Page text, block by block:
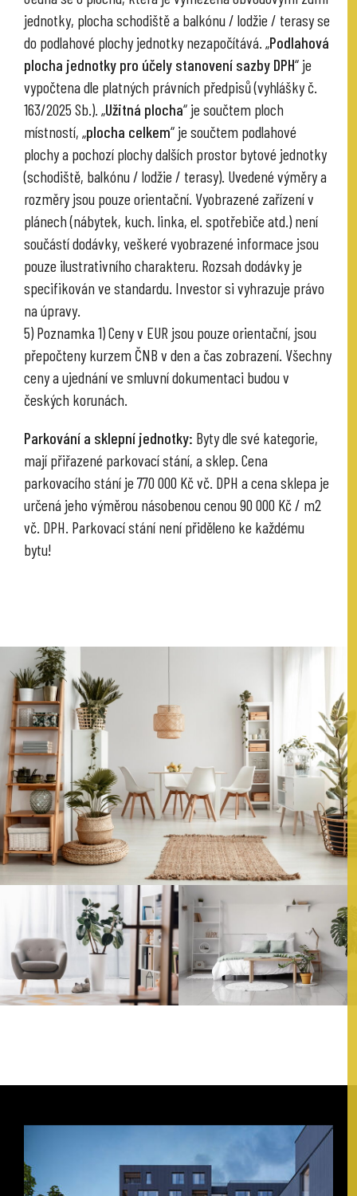
jednotky, plocha schodiště a balkónu / lodžie / terasy se
do podlahové plochy jednotky nezapočítává. „Podlahová
plocha jednotky pro účely stanovení sazby DPH“ je
vypočtena dle platných právních předpisů (vyhlášky č.
163/2025 Sb.). „Užitná plocha“ je součtem ploch
místností, „plocha celkem“ je součtem podlahové
plochy a pochozí plochy dalších prostor bytové jednotky
(schodiště, balkónu / lodžie / terasy). Uvedené výměry a
rozměry jsou pouze orientační. Vyobrazené zařízení v
plánech (nábytek, kuch. linka, el. spotřebiče atd.) není
součástí dodávky, veškeré vyobrazené informace jsou
pouze ilustrativního charakteru. Rozsah dodávky je
specifikován ve standardu. Investor si vyhrazuje právo
na úpravy.
5) Poznamka 1) Ceny v EUR jsou pouze orientační, jsou
přepočteny kurzem ČNB v den a čas zobrazení. Všechny
ceny a ujednání ve smluvní dokumentaci budou v
českých korunách.
Parkování a sklepní jednotky: Byty dle své kategorie,
mají přiřazené parkovací stání, a sklep. Cena
parkovacího stání je 770 000 Kč vč. DPH a cena sklepa je
určená jeho výměrou násobenou cenou 90 000 Kč / m2
vč. DPH. Parkovací stání není přiděleno ke každému
bytu!